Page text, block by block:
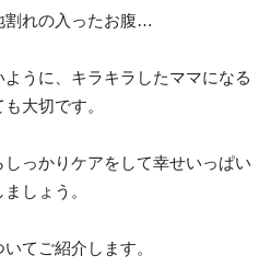
割れの入ったお腹…
うに、キラキラしたママになる
大切です。
っかりケアをして幸せいっぱい
しょう。
てご紹介します。